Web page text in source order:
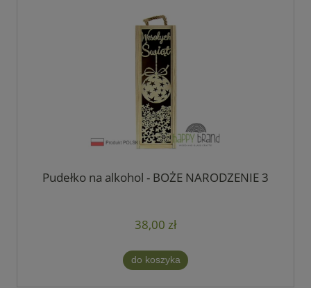
Pudełko na alkohol - BOŻE NARODZENIE 3
38,00 zł
do koszyka